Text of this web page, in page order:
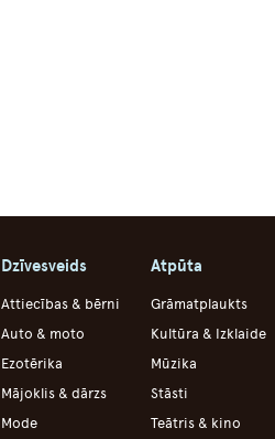
Dzīvesveids
Attiecības & bērni
Auto & moto
Ezotērika
Mājoklis & dārzs
Mode
Atpūta
Grāmatplaukts
Kultūra & Izklaide
Mūzika
Stāsti
Teātris & kino